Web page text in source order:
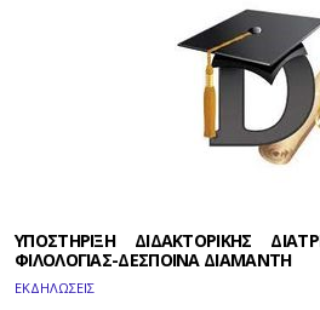
ΥΠΟΣΤΗΡΙΞΗ ΔΙΔΑΚΤΟΡΙΚΗΣ
ΦΙΛΟΛΟΓΙΑΣ-ΔΕΣΠΟΙΝΑ ΔΙΑΜΑΝΤΗ
ΕΚΔΗΛΩΣΕΙΣ